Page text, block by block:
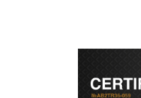
современное